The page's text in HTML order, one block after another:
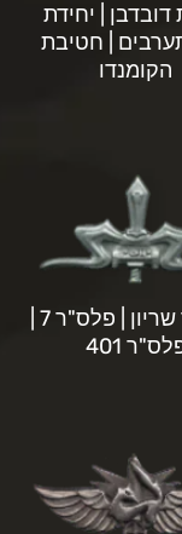
דובדבן | יחידת
| חטיבת
הקומנדו
401